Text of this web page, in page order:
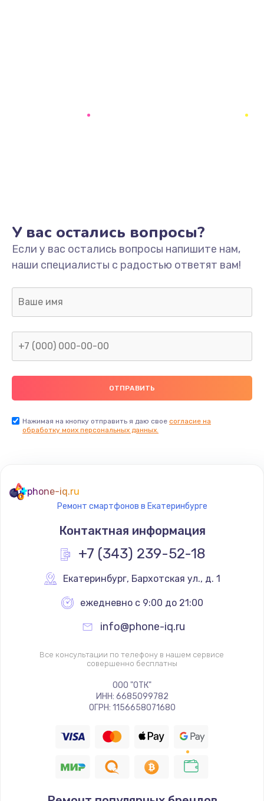
У вас остались вопросы?
Если у вас остались вопросы напишите нам,
наши специалисты с радостью ответят вам!
Нажимая на кнопку отправить я даю свое согласие на
обработку моих персональных данных.
phone-iq.ru
Ремонт смартфонов в Екатеринбурге
Контактная информация
+7 (343) 239-52-18
Екатеринбург, Бархотская ул., д. 1
ежедневно с 9:00 до 21:00
info@phone-iq.ru
Все консультации по телефону в нашем сервисе
совершенно бесплатны
ООО "ОТК"
ИНН: 6685099782
ОГРН: 1156658071680